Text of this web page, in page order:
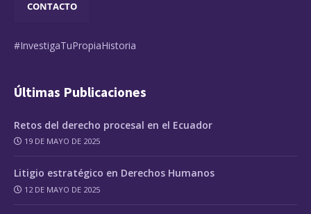
CONTACTO
#InvestigaTuPropiaHistoria
Últimas Publicaciones
Retos del derecho procesal en el Ecuador
19 DE MAYO DE 2025
Litigio estratégico en Derechos Humanos
12 DE MAYO DE 2025